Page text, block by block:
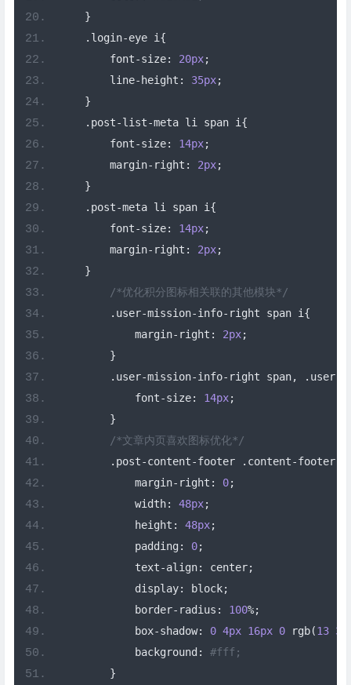
}
. login-eye i {
        font
-size: 20px;
        line
- height : 35px;
}
. post-list-meta li span i {
        font
-size: 14px;
        margin
- right : 2px;
}
. post-meta li span i {
        font
-size: 14px;
        margin
- right : 2px;
}
/*优化积分图标相关联的其他模块*/
. user-mission-info- right span i {
            margin
- right : 2px;
}
. user-mission-info- right span, . user-
            font
-size: 14px;
}
/*文章内页喜欢图标优化*/
. post-content-footer . content-footer-
            margin
- right : 0;
            width
: 48px;
            height
: 48px;
            padding
: 0;
            text
-align: center;
            display
: block;
            border
- radius : 100%;
            box
-shadow: 0 4px 16px 0 rgb(13 39
            background
:
#fff;
}